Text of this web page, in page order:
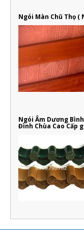
Ngói Màn Chũ Thọ
Ngói Âm Dương
Đình Chùa Cao Cấp